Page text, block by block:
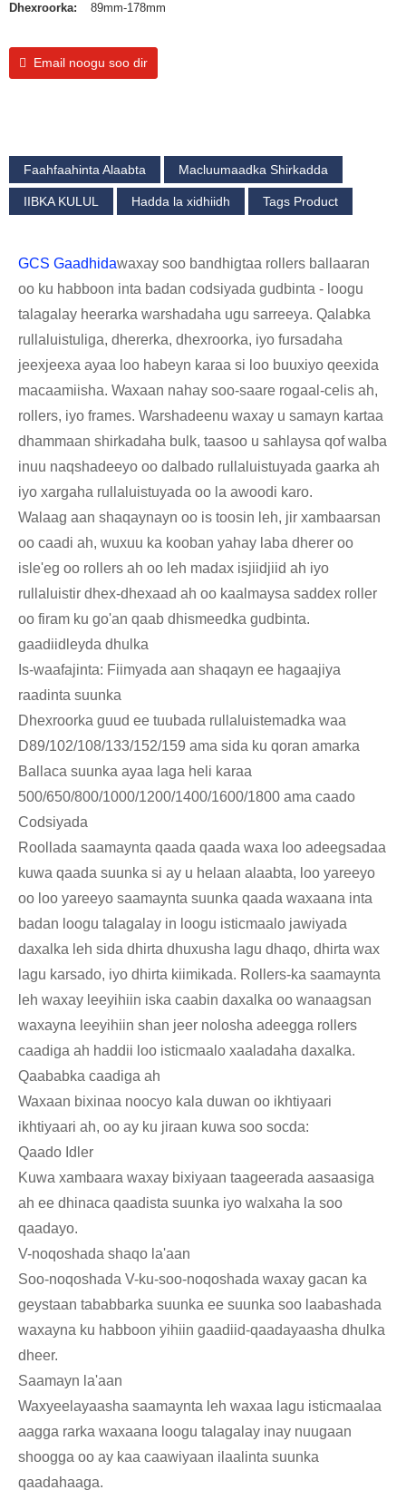
Dhexroorka:
89mm-178mm
Email noogu soo dir
Faahfaahinta Alaabta Macluumaadka Shirkadda
IIBKA KULUL Hadda la xidhiidh Tags Product
GCS Gaadhidawaxay soo bandhigtaa rollers ballaaran
oo ku habboon inta badan codsiyada gudbinta - loogu
talagalay heerarka warshadaha ugu sarreeya. Qalabka
rullaluistuliga, dhererka, dhexroorka, iyo fursadaha
jeexjeexa ayaa loo habeyn karaa si loo buuxiyo qeexida
macaamiisha. Waxaan nahay soo-saare rogaal-celis ah,
rollers, iyo frames. Warshadeenu waxay u samayn kartaa
dhammaan shirkadaha bulk, taasoo u sahlaysa qof walba
inuu naqshadeeyo oo dalbado rullaluistuyada gaarka ah
iyo xargaha rullaluistuyada oo la awoodi karo.
Walaag aan shaqaynayn oo is toosin leh, jir xambaarsan
oo caadi ah, wuxuu ka kooban yahay laba dherer oo
isle'eg oo rollers ah oo leh madax isjiidjiid ah iyo
rullaluistir dhex-dhexaad ah oo kaalmaysa saddex roller
oo firam ku go'an qaab dhismeedka gudbinta.
gaadiidleyda dhulka
Is-waafajinta: Fiimyada aan shaqayn ee hagaajiya
raadinta suunka
Dhexroorka guud ee tuubada rullaluistemadka waa
D89/102/108/133/152/159 ama sida ku qoran amarka
Ballaca suunka ayaa laga heli karaa
500/650/800/1000/1200/1400/1600/1800 ama caado
Codsiyada
Roollada saamaynta qaada qaada waxa loo adeegsadaa
kuwa qaada suunka si ay u helaan alaabta, loo yareeyo
oo loo yareeyo saamaynta suunka qaada waxaana inta
badan loogu talagalay in loogu isticmaalo jawiyada
daxalka leh sida dhirta dhuxusha lagu dhaqo, dhirta wax
lagu karsado, iyo dhirta kiimikada. Rollers-ka saamaynta
leh waxay leeyihiin iska caabin daxalka oo wanaagsan
waxayna leeyihiin shan jeer nolosha adeegga rollers
caadiga ah haddii loo isticmaalo xaaladaha daxalka.
Qaababka caadiga ah
Waxaan bixinaa noocyo kala duwan oo ikhtiyaari
ikhtiyaari ah, oo ay ku jiraan kuwa soo socda:
Qaado Idler
Kuwa xambaara waxay bixiyaan taageerada aasaasiga
ah ee dhinaca qaadista suunka iyo walxaha la soo
qaadayo.
V-noqoshada shaqo la'aan
Soo-noqoshada V-ku-soo-noqoshada waxay gacan ka
geystaan ​​tababbarka suunka ee suunka soo laabashada
waxayna ku habboon yihiin gaadiid-qaadayaasha dhulka
dheer.
Saamayn la'aan
Waxyeelayaasha saamaynta leh waxaa lagu isticmaalaa
aagga rarka waxaana loogu talagalay inay nuugaan
shoogga oo ay kaa caawiyaan ilaalinta suunka
qaadahaaga.